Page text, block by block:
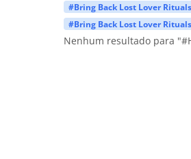
#Bring Back Lost Lover
#Bring Back Lost Lover
Nenhum resultado para